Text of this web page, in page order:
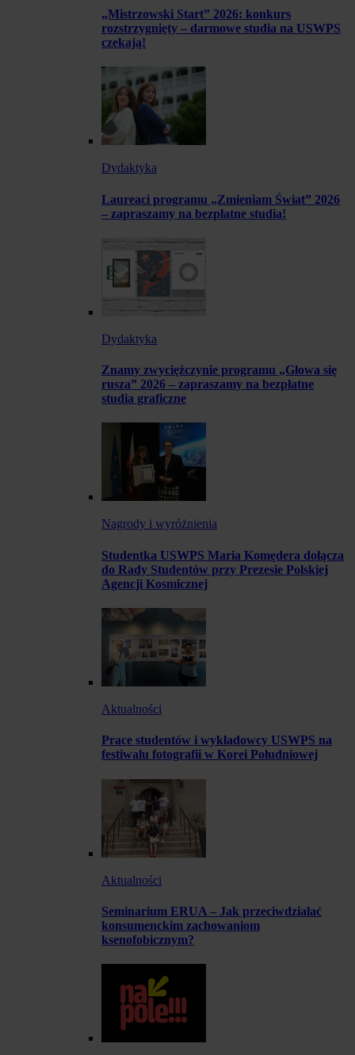
„Mistrzowski Start” 2026: konkurs
rozstrzygnięty – darmowe studia na USWPS
czekają!
Dydaktyka
Laureaci programu „Zmieniam Świat” 2026
– zapraszamy na bezpłatne studia!
Dydaktyka
Znamy zwyciężczynie programu „Głowa się
rusza” 2026 – zapraszamy na bezpłatne
studia graficzne
Nagrody i wyróżnienia
Studentka USWPS Maria Komędera dołącza
do Rady Studentów przy Prezesie Polskiej
Agencji Kosmicznej
Aktualności
Prace studentów i wykładowcy USWPS na
festiwalu fotografii w Korei Południowej
Aktualności
Seminarium ERUA – Jak przeciwdziałać
konsumenckim zachowaniom
ksenofobicznym?